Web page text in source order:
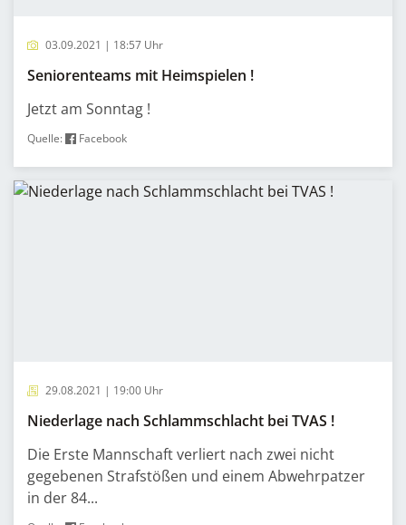
03.09.2021 | 18:57 Uhr
Seniorenteams mit Heimspielen !
Jetzt am Sonntag !
Quelle: Facebook
29.08.2021 | 19:00 Uhr
Niederlage nach Schlammschlacht bei TVAS !
Die Erste Mannschaft verliert nach zwei nicht
gegebenen Strafstößen und einem Abwehrpatzer
in der 84...